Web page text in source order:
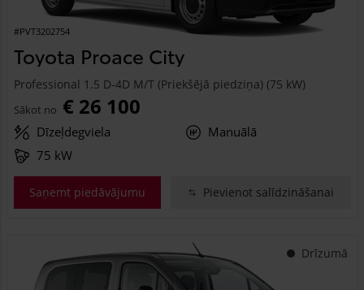
#PVT3202754
Toyota Proace City
Professional 1.5 D-4D M/T (Priekšējā piedziņa) (75 kW)
Sākot no € 26 100
Dīzeļdegviela
Manuālā
75 kW
Saņemt piedāvājumu Pievienot salīdzināšanai
Drīzumā